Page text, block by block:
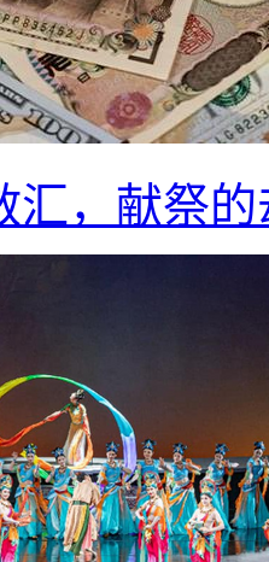
汇，献祭